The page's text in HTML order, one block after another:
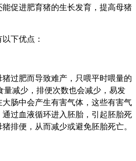
促进肥育猪的生长发育，提高母猪
下优点：
猪过肥而导致难产，只喂平时喂量的
量减少，排便次数也会减少，易发
肠中会产生有害气体，这些有害气
过血液循环进入胚胎，引起胚胎死
排便，从而减少或避免胚胎死亡。